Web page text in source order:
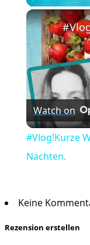
Play Unmute
Watch on
#Vlog!Kurze
Nächten.
Keine
Rezension erstellen